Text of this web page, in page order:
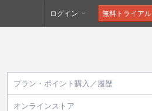
ログイン 無料トライアル
プラン・ポイント購入／履歴
オンラインストア